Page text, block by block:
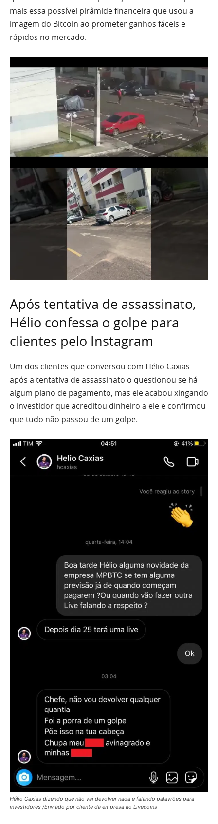
mais essa possível pirâmide financeira que usou a
imagem do Bitcoin ao prometer ganhos fáceis e
rápidos no mercado.
Após tentativa de assassinato,
Hélio confessa o golpe para
clientes pelo Instagram
Um dos clientes que conversou com Hélio Caxias
após a tentativa de assassinato o questionou se há
algum plano de pagamento, mas ele acabou xingando
o investidor que acreditou dinheiro a ele e confirmou
que tudo não passou de um golpe.
Hélio Caxias dizendo que não vai devolver nada e falando palavrões para
investidores /Enviado por cliente da empresa ao Livecoins